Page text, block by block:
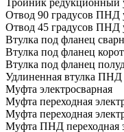
Тройник редукционный
Отвод 90 градусов ПНД
Отвод 45 градусов ПНД
Втулка под фланец
Втулка под фланец
Втулка под фланец
Удлиненная втулка ПНД
Муфта электросварная
Муфта переходная
Муфта переходная
Муфта ПНД переходная